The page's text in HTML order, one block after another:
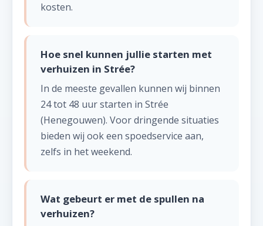
kosten.
Hoe snel kunnen jullie starten met
verhuizen in Strée?
In de meeste gevallen kunnen wij binnen
24 tot 48 uur starten in Strée
(Henegouwen). Voor dringende situaties
bieden wij ook een spoedservice aan,
zelfs in het weekend.
Wat gebeurt er met de spullen na
verhuizen?